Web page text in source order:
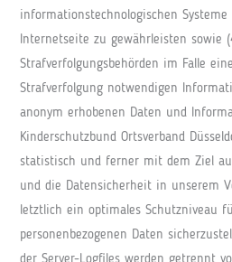
informationstechnologischen
Internetseite zu gewährleisten sowie
Strafverfolgungsbehörden im Falle
Strafverfolgung notwendigen
anonym erhobenen Daten und
Kinderschutzbund Ortsverband
statistisch und ferner mit dem Ziel
und die Datensicherheit in unserem
letztlich ein optimales Schutzniveau
personenbezogenen Daten